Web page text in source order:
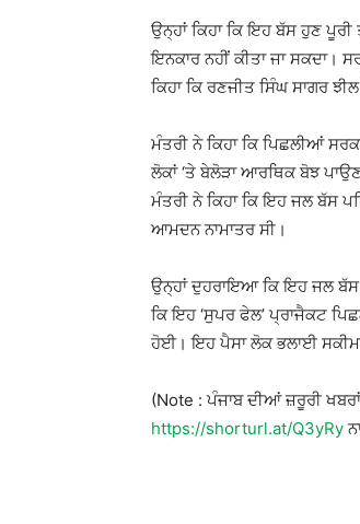
ਉਨ੍ਹਾਂ ਕਿਹਾ ਕਿ ਇਹ ਬੱਸ ਹੁਣ
ਇਨਕਾਰ ਨਹੀਂ ਕੀਤਾ ਜਾ ਸਕਦਾ।
ਕਿਹਾ ਕਿ ਰਣਜੀਤ ਸਿੰਘ ਸਾਗਰ
ਮੰਤਰੀ ਨੇ ਕਿਹਾ ਕਿ ਪਿਛਲੀਆਂ
ਲੋਕਾਂ ‘ਤੇ ਬੇਲੋੜਾ ਆਰਥਿਕ ਬੋਝ
ਮੰਤਰੀ ਨੇ ਕਿਹਾ ਕਿ ਇਹ ਜਲ ਬੱਸ
ਆਮਦਨ ਨਾਮਾਤਰ ਸੀ।
ਉਨ੍ਹਾਂ ਦੁਹਰਾਇਆ ਕਿ ਇਹ ਜਲ ਬੱਸ
ਕਿ ਇਹ ‘ਸੁਪਰ ਫੇਲ’ ਪ੍ਰਾਜੈਕਟ
ਹੋਈ। ਇਹ ਪੈਸਾ ਲੋਕ ਭਲਾਈ
(Note : ਪੰਜਾਬ ਦੀਆਂ ਜ਼ਰੂਰੀ
https://shorturl.at/Q3yRy